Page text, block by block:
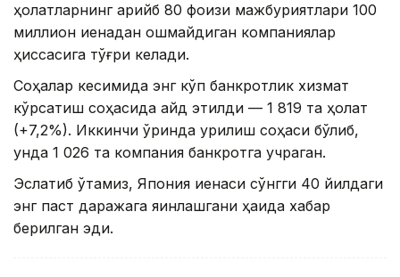
ҳолатларнинг қарийб 80 фоизи мажбуриятлари 100
миллион иенадан ошмайдиган компаниялар
ҳиссасига тўғри келади.
Соҳалар кесимида энг кўп банкротлик хизмат
кўрсатиш соҳасида қайд этилди — 1 819 та ҳолат
(+7,2%). Иккинчи ўринда қурилиш соҳаси бўлиб,
унда 1 026 та компания банкротга учраган.
Эслатиб ўтамиз, Япония иенаси сўнгги 40 йилдаги
энг паст даражага яқинлашгани ҳақида хабар
берилган эди.